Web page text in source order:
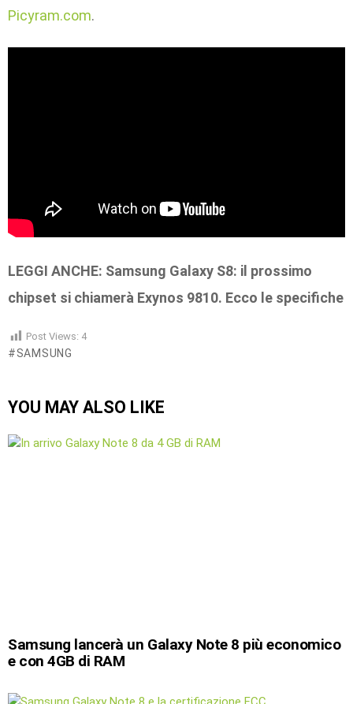
Picyram.com.
LEGGI ANCHE: Samsung Galaxy S8: il prossimo
chipset si chiamerà Exynos 9810. Ecco le specifiche
Post Views: 4
SAMSUNG
YOU MAY ALSO LIKE
Samsung lancerà un Galaxy Note 8 più economico
e con 4GB di RAM